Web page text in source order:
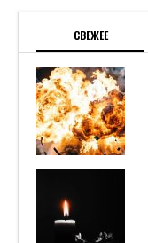
СВЕЖЕЕ